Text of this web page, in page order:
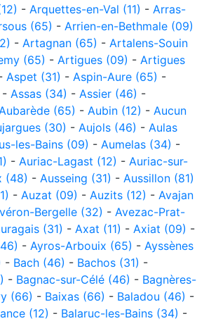
- Arquettes-en-Val (11) - Arras-
(65) - Arrien-en-Bethmale (09)
- Artagnan (65) - Artalens-Souin
(65) - Artigues (09) - Artigues
Aspet (31) - Aspin-Aure (65) -
- Assas (34) - Assier (46) -
Aubarède (65) - Aubin (12) - Aucun
(30) - Aujols (46) - Aulas
les-Bains (09) - Aumelas (34) -
- Auriac-Lagast (12) - Auriac-sur-
(48) - Ausseing (31) - Aussillon (81)
- Auzat (09) - Auzits (12) - Avajan
Bergelle (32) - Avezac-Prat-
(31) - Axat (11) - Axiat (09) -
- Ayros-Arbouix (65) - Ayssènes
- Bach (46) - Bachos (31) -
- Bagnac-sur-Célé (46) - Bagnères-
(66) - Baixas (66) - Baladou (46) -
(12) - Balaruc-les-Bains (34) -